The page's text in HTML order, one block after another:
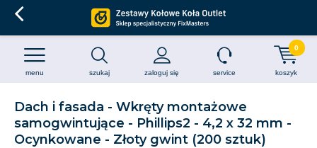
szukaj zaloguj się
menu service koszyk
0
Dach i fasada - Wkręty montażowe
samogwintujące - Phillips2 - 4,2 x 32 mm -
Ocynkowane - Złoty gwint (200 sztuk)